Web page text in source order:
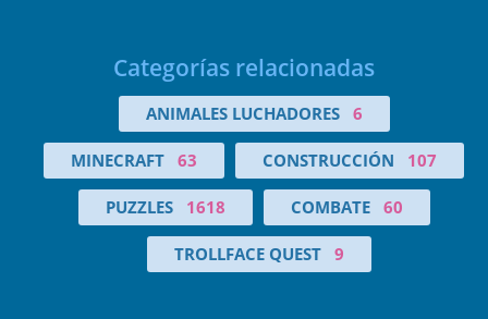
Categorías relacionadas
ANIMALES LUCHADORES 6
MINECRAFT 63 CONSTRUCCIÓN 107
PUZZLES 1618 COMBATE 60
TROLLFACE QUEST 9